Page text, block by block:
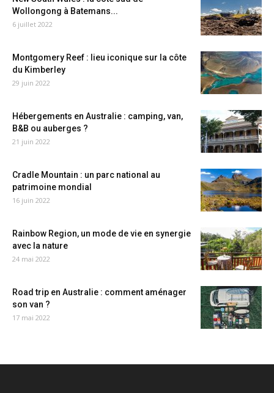
Wollongong à Batemans...
6 juillet 2022
Montgomery Reef : lieu iconique sur la côte
du Kimberley
29 juin 2022
Hébergements en Australie : camping, van,
B&B ou auberges ?
21 juin 2022
Cradle Mountain : un parc national au
patrimoine mondial
16 juin 2022
Rainbow Region, un mode de vie en synergie
avec la nature
24 mai 2022
Road trip en Australie : comment aménager
son van ?
17 mai 2022